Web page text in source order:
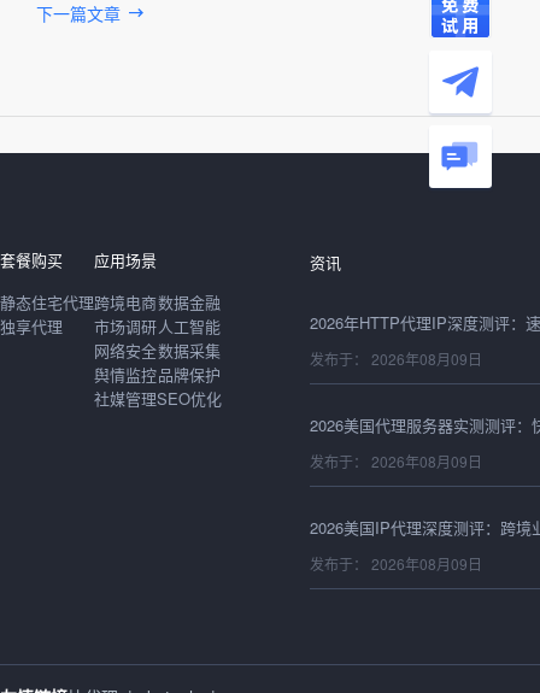
下一篇文章
套餐购买
静态住宅代理
独享代理
应用场景
跨境电商
市场调研
网络安全
舆情监控
社媒管理
数据金融
人工智能
数据采集
品牌保护
SEO优化
资讯
发布于： 2026年08月09日
发布于： 2026年08月09日
发布于： 2026年08月09日
发布于： 2026年08月09日
发布于： 2026年08月09日
发布于： 2026年08月08日